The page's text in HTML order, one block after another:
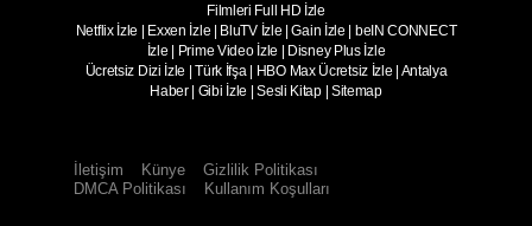
Filmleri Full HD İzle
Netflix İzle | Exxen İzle | BluTV İzle |Gain İzle | beIN CONNECT
İzle | Prime Video İzle | Disney Plus İzle
Ücretsiz Dizi İzle |Türk İfşa | HBO Max Ücretsiz İzle | Antalya
Haber| Gibi İzle |Sesli Kitap| Sitemap
İletişim Künye
Gizlilik Politikası
DMCA Politikası
Kullanım Koşulları